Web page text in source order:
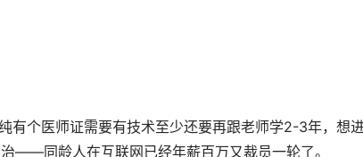
有个医师证需要有技术至少还要再跟老师学2-3年，想
——同龄人在互联网已经年薪百万又裁员一轮了。